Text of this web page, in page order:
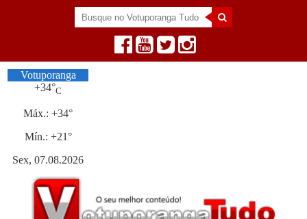
Votuporanga
+34°C
Máx.:+34°
Mín.: +21°
Sex, 07.08.2026